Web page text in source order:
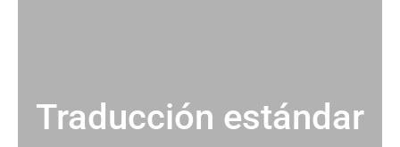
Traducción estándar